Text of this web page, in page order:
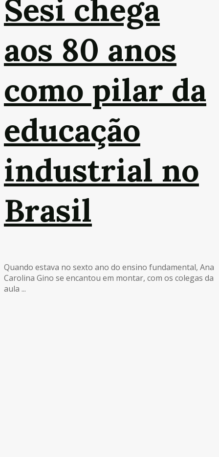
Sesi chega
aos 80 anos
como pilar da
educação
industrial no
Brasil
Quando estava no sexto ano do ensino fundamental, Ana
Carolina Gino se encantou em montar, com os colegas da
aula ...